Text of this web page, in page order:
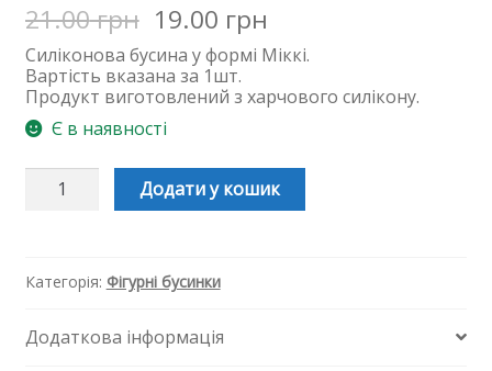
21.00грн 19.00 грн
Силіконова бусина у формі Міккі.
Вартість вказана за 1шт.
Продукт виготовлений з харчового силікону.
Є в наявності
Силіконова
бусинка,
зубів
Міккі
Додати у кошик
Категорія: Фігурні бусинки
Додаткова інформація